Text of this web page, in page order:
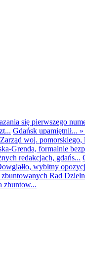
się pierwszego
Gdańsk upamiętnił... »
Zarząd woj.
Grenda, formalnie
redakcjach, gdańs...
wybitny
Rad
zbuntow...